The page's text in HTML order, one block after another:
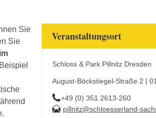
Sie
Sie
Veranstaltungsort
Schloss & Park Pillnitz Dresden
August-Böckstiegel-Straße 2 |
+49 (0) 351 2613-260
pillnitz@schloesserland-